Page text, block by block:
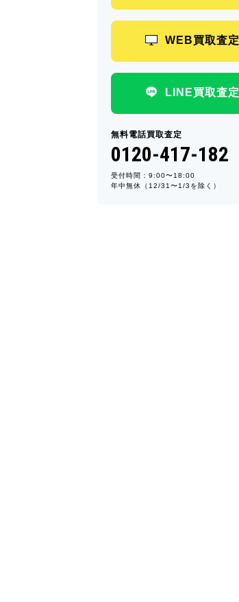
WEB買取査定
LINE買取査定
無料電話買取査定
0120-417-182
受付時間：9:00〜18:00
年中無休（12/31〜1/3を除く）